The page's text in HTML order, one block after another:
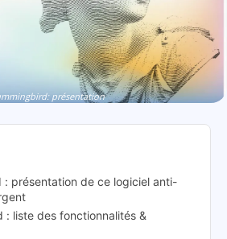
présentation
: présentation de ce logiciel anti-
: liste des fonctionnalités &